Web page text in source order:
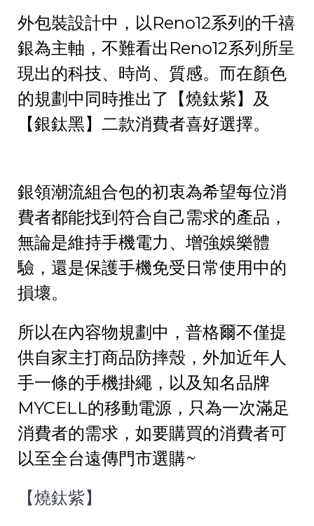
外包裝設計中，以Reno12系列的千禧
銀為主軸，不難看出Reno12系列所呈
現出的科技、時尚、質感。而在顏色
的規劃中同時推出了【燒鈦紫】及
【銀鈦黑】二款消費者喜好選擇。
銀領潮流組合包的初衷為希望每位消
費者都能找到符合自己需求的產品，
無論是維持手機電力、增強娛樂體
驗，還是保護手機免受日常使用中的
損壞。
所以在內容物規劃中，普格爾不僅提
供自家主打商品防摔殼，外加近年人
手一條的手機掛繩，以及知名品牌
MYCELL的移動電源，只為一次滿足
消費者的需求，如要購買的消費者可
以至全台遠傳門市選購~
【燒鈦紫】